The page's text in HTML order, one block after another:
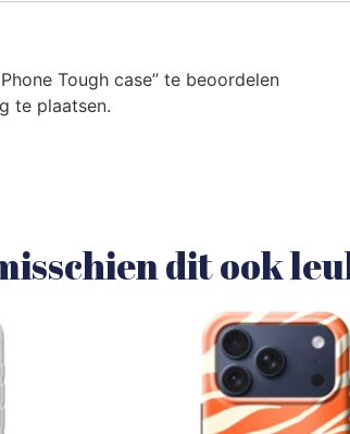
Tough case” te beoordelen
te plaatsen.
dit ook